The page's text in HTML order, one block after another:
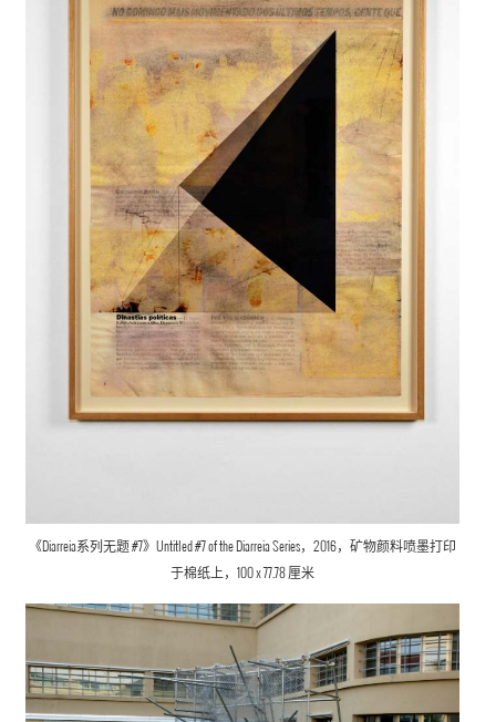
《Diarreia系列无题 #7》Untitled #7 of the Diarreia Series，2016，矿物颜料喷墨打印
于棉纸上，100 x 77.78 厘米